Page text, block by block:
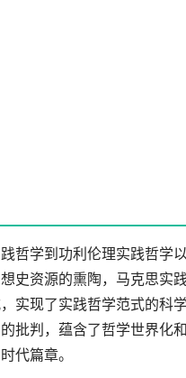
哲学到功利伦理实践哲学
史资源的熏陶，马克思实
实现了实践哲学范式的科
批判，蕴含了哲学世界化
代篇章。